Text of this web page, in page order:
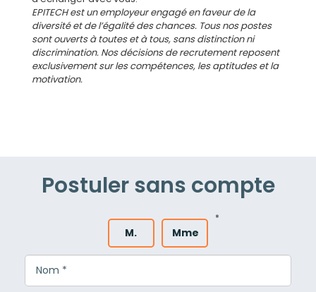
EPITECH est un employeur engagé en faveur de la
diversité et de l’égalité des chances. Tous nos postes
sont ouverts à toutes et à tous, sans distinction ni
discrimination. Nos décisions de recrutement reposent
exclusivement sur les compétences, les aptitudes et la
motivation.
Postuler sans compte
M. Mme
*